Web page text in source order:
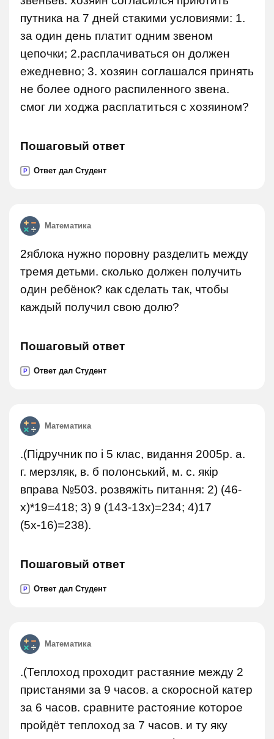
путника на 7 дней стакими условиями: 1.
за один день платит одним звеном
цепочки; 2.расплачиваться он должен
ежедневно; 3. хозяин соглашался принять
не более одного распиленного звена.
смог ли ходжа расплатиться с хозяином?
Пошаговый ответ
P Ответ дал Студент
Математика
2яблока нужно поровну разделить между
тремя детьми. сколько должен получить
один ребёнок? как сделать так, чтобы
каждый получил свою долю?
Пошаговый ответ
P Ответ дал Студент
Математика
.(Підручник по і 5 клас, видання 2005р. а.
г. мерзляк, в. б полонський, м. с. якір
вправа №503. розвяжіть питання: 2) (46-
х)*19=418; 3) 9 (143-13х)=234; 4)17
(5х-16)=238).
Пошаговый ответ
P Ответ дал Студент
Математика
.(Теплоход проходит растаяние между 2
пристанями за 9 часов. а скоросной катер
за 6 часов. сравните растояние которое
пройдёт теплоход за 7 часов. и ту яку